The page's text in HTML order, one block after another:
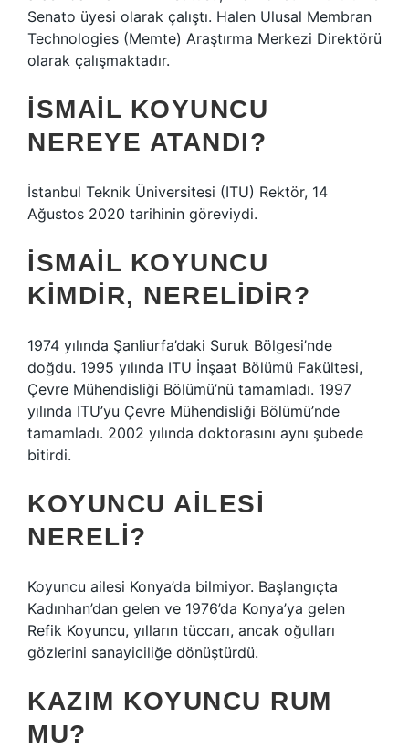
Senato üyesi olarak çalıştı. Halen Ulusal Membran
Technologies (Memte) Araştırma Merkezi Direktörü
olarak çalışmaktadır.
İSMAIL KOYUNCU
NEREYE ATANDI?
İstanbul Teknik Üniversitesi (ITU) Rektör, 14
Ağustos 2020 tarihinin göreviydi.
İSMAIL KOYUNCU
KIMDIR, NERELIDIR?
1974 yılında Şanliurfa’daki Suruk Bölgesi’nde
doğdu. 1995 yılında ITU İnşaat Bölümü Fakültesi,
Çevre Mühendisliği Bölümü’nü tamamladı. 1997
yılında ITU’yu Çevre Mühendisliği Bölümü’nde
tamamladı. 2002 yılında doktorasını aynı şubede
bitirdi.
KOYUNCU AILESI
NERELI?
Koyuncu ailesi Konya’da bilmiyor. Başlangıçta
Kadınhan’dan gelen ve 1976’da Konya’ya gelen
Refik Koyuncu, yılların tüccarı, ancak oğulları
gözlerini sanayiciliğe dönüştürdü.
KAZIM KOYUNCU RUM
MU?